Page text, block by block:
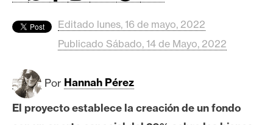
B
c
i
Editado lunes, 16 de mayo, 2022
Publicado Sábado, 14 de Mayo, 2022
Por Hannah Pérez
El proyecto establece la creación de un fondo